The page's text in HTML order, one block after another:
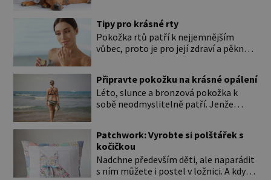
Přesto byste si měli staršího psa více
všímat, aby vám neunikly důležité
signály, že něco není v pořádku. Včasná
život. Hůře tráví U starších […]
Tipy pro krásné rty
Pokožka rtů patří k nejjemnějším
vůbec, proto je pro její zdraví a pěkný
ale také mnohem tenčí povrchovou
vrstvou než ostatní pleť a pokožka.
Nezvláčňují je žádné mazové žlázy,
a náchylné k vysychání a praskání.
Balzám na […]
Připravte pokožku na krásné opálení
Léto, slunce a bronzová pokožka k
sobě neodmyslitelně patří. Jenže
se kůže. Spálená pokožka není
známkou „základu“ pro opálení, ale
reakcí na nadměrné UV záření. Pokud
chcete, aby pleť i pokožka těla
Patchwork: Vyrobte si polštářek s
kočičkou
Nadchne především děti, ale naparádit
s ním můžete i postel v ložnici. A když